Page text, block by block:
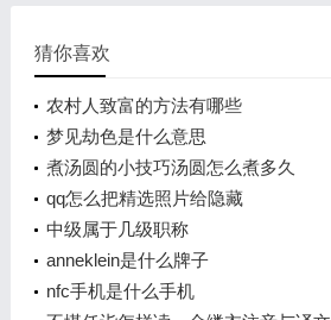
猜你喜欢
农村人致富的方法有哪些
梦见劫色是什么意思
煮汤圆的小技巧汤圆怎么煮多久
qq怎么把精选照片给隐藏
中级属于几级职称
anneklein是什么牌子
nfc手机是什么手机